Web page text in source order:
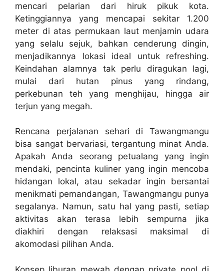
mencari pelarian dari hiruk pikuk kota.
Ketinggiannya yang mencapai sekitar 1.200
meter di atas permukaan laut menjamin udara
yang selalu sejuk, bahkan cenderung dingin,
menjadikannya lokasi ideal untuk refreshing.
Keindahan alamnya tak perlu diragukan lagi,
mulai dari hutan pinus yang rindang,
perkebunan teh yang menghijau, hingga air
terjun yang megah.
Rencana perjalanan sehari di Tawangmangu
bisa sangat bervariasi, tergantung minat Anda.
Apakah Anda seorang petualang yang ingin
mendaki, pencinta kuliner yang ingin mencoba
hidangan lokal, atau sekadar ingin bersantai
menikmati pemandangan, Tawangmangu punya
segalanya. Namun, satu hal yang pasti, setiap
aktivitas akan terasa lebih sempurna jika
diakhiri dengan relaksasi maksimal di
akomodasi pilihan Anda.